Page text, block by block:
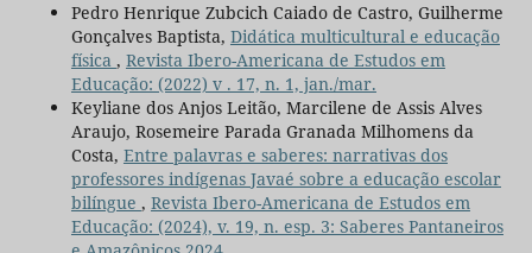
Pedro Henrique Zubcich Caiado de Castro, Guilherme
Gonçalves Baptista, Didática multicultural e educação
física , Revista Ibero-Americana de Estudos em
Educação: (2022) v . 17, n. 1, jan./mar.
Keyliane dos Anjos Leitão, Marcilene de Assis Alves
Araujo, Rosemeire Parada Granada Milhomens da
Costa, Entre palavras e saberes: narrativas dos
professores indígenas Javaé sobre a educação escolar
bilíngue , Revista Ibero-Americana de Estudos em
Educação: (2024), v. 19, n. esp. 3: Saberes Pantaneiros